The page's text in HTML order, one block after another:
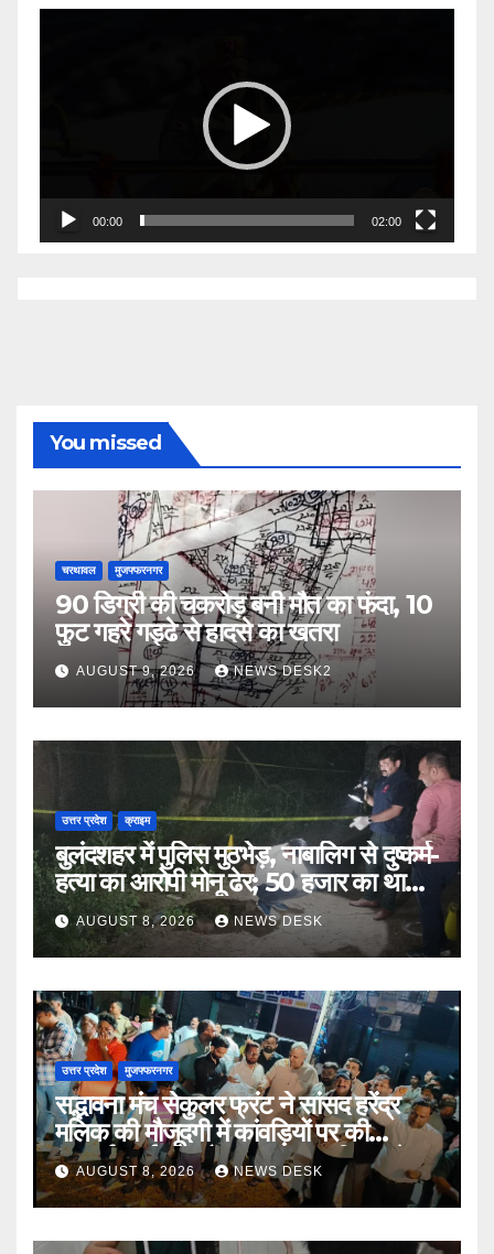
00:00 02:00
You missed
चरथावल मुजफ्फरनगर
90 डिग्री की चकरोड़ बनी मौत का फंदा, 10
फुट गहरे गड्ढे से हादसे का खतरा
AUGUST 9, 2026 NEWS DESK2
उत्तर प्रदेश क्राइम
बुलंदशहर में पुलिस मुठभेड़, नाबालिग से दुष्कर्म-
हत्या का आरोपी मोनू ढेर; 50 हजार का था
इनामAUGUST 8, 2026 NEWS DESK
उत्तर प्रदेश मुजफ्फरनगर
सद्भावना मंच सेकुलर फ्रंट ने सांसद हरेंद्र
मलिक की मौजूदगी में कांवड़ियों पर की
पुष्पवर्षा, भाईचारे और सद्भावना का दिया संदेश
AUGUST 8, 2026 NEWS DESK